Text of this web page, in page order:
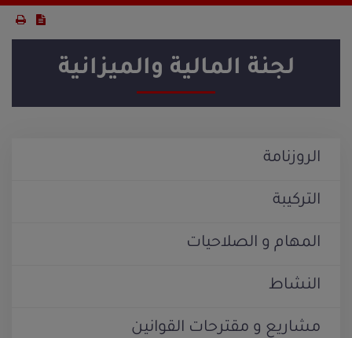
لجنة المالية والميزانية
الروزنامة
التركيبة
المهام و الصلاحيات
النشاط
مشاريع و مقترحات القوانين